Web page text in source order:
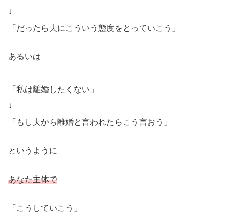
↓
「だったら夫にこういう態度をとっていこう」
あるいは
「私は離婚したくない」
↓
「もし夫から離婚と言われたらこう言おう」
というように
あなた主体で
「こうしていこう」